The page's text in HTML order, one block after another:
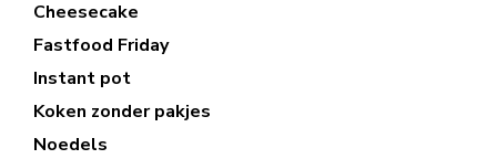
Cheesecake
Fastfood Friday
Instant pot
Koken zonder pakjes
Noedels